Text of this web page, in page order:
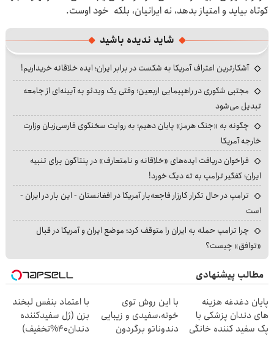
کوتاه بیاید و امتیاز بدهد، نه ایرانیان، بلکه خود اوست.
شاید ندیده باشید
آشکارترین اعتراف آمریکا به شکست در برابر ایران؛ ایده خلاقانه خریداریم!
مجتبی شکوری در راهپیمایی اربعین؛ وقتی یک ویدئو به آیینه‌ای از جامعه
تبدیل می‌شود
چگونه به «جنگ هرمز» پایان دهیم؛ به روایت سخنگوی فارسی‌زبان وزارت
خارجه آمریکا
فراخوان دریافت ایده‌های «خلاقانه و نامتعارف» در پنتاگون برای تنبیه
ایران؛ کفگیر ترامپ به ته دیگ خورد!
ترامپ در حال تکرار کارزار فاجعه‌بار آمریکا در افغانستان - این بار در ایران -
است
چرا ترامپ حمله به ایران را متوقف کرد؛ موضع ایران و آمریکا در قبال
«توافق» چیست؟
مطالب پیشنهادی
پایان دغدغه هزینه
های دندان پزشکی با
پک سفید کننده خانگی
با این روش توی
خونه،سفیدی و زیبایی
دندوناتو برگردون
با اعتماد بنفس لبخند
بزن (ژل سفیدکننده
دندان40%تخفیف)